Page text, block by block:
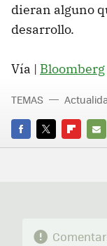
dieran alguno
desarrollo.
Vía | Bloomberg
FACEBOOK
TWITTER
E-
TEMAS